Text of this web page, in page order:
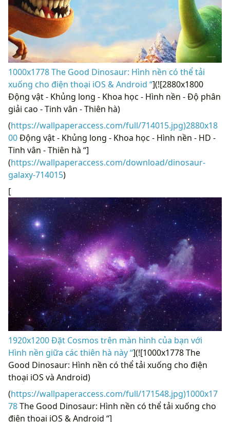
1000x1778 The Good Dinosaur: Hình nền có thể tải
xuống cho điện thoại iOS & Android “](![2880x1800
Động vật - Khủng long - Khoa học - Hình nền - Độ phân
giải cao - Tinh vân - Thiên hà)
(https://wallpaperaccess.com/full/714015.jpg)2880x18
00Động vật - Khủng long - Khoa học - Hình nền - HD -
Tinh vân - Thiên hà “]
(https://wallpaperaccess.com/download/dinosaur-
galaxy-714015)
[
1920x1200 Đặt Cosmos trên màn hình của bạn với
Hình nền giữa các thiên hà này “](![1000x1778 The
Good Dinosaur: Hình nền có thể tải xuống cho điện
thoại iOS và Android)
(https://wallpaperaccess.com/full/171548.jpg)1000x17
78The Good Dinosaur: Hình nền có thể tải xuống cho
điện thoại iOS & Android “]